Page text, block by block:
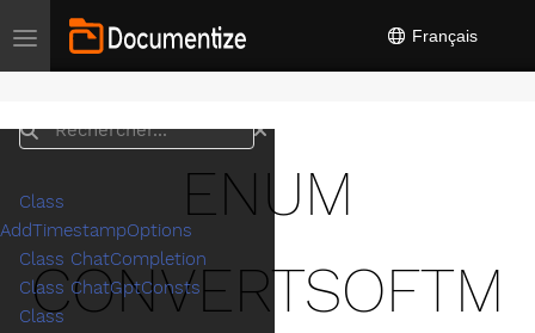
Toggle navigation Français
ENUM
CONVERTSOFTM
Rechercher
Class
AddTimestampOptions
Class ChatCompletion
Class ChatGptConsts
Class